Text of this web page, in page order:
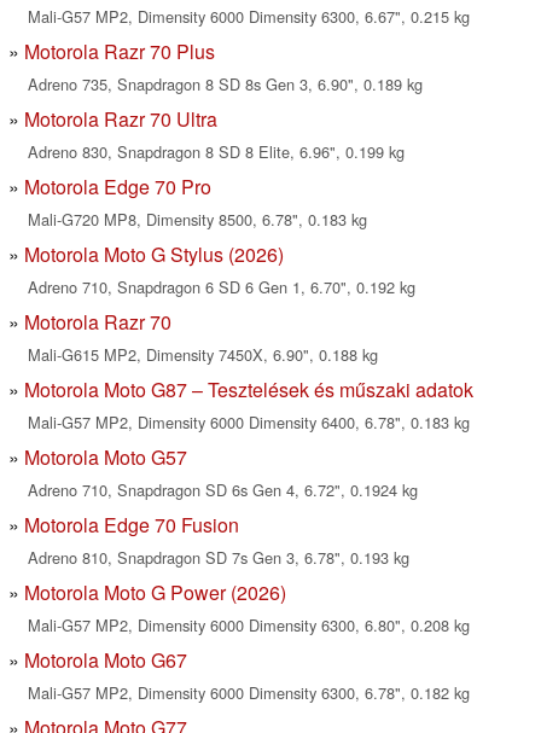
Mali-G57 MP2, Dimensity 6000 Dimensity 6300, 6.67", 0.215 kg
Motorola Razr 70 Plus
Adreno 735, Snapdragon 8 SD 8s Gen 3, 6.90", 0.189 kg
Motorola Razr 70 Ultra
Adreno 830, Snapdragon 8 SD 8 Elite, 6.96", 0.199 kg
Motorola Edge 70 Pro
Mali-G720 MP8, Dimensity 8500, 6.78", 0.183 kg
Motorola Moto G Stylus (2026)
Adreno 710, Snapdragon 6 SD 6 Gen 1, 6.70", 0.192 kg
Motorola Razr 70
Mali-G615 MP2, Dimensity 7450X, 6.90", 0.188 kg
Motorola Moto G87 – Tesztelések és műszaki adatok
Mali-G57 MP2, Dimensity 6000 Dimensity 6400, 6.78", 0.183 kg
Motorola Moto G57
Adreno 710, Snapdragon SD 6s Gen 4, 6.72", 0.1924 kg
Motorola Edge 70 Fusion
Adreno 810, Snapdragon SD 7s Gen 3, 6.78", 0.193 kg
Motorola Moto G Power (2026)
Mali-G57 MP2, Dimensity 6000 Dimensity 6300, 6.80", 0.208 kg
Motorola Moto G67
Mali-G57 MP2, Dimensity 6000 Dimensity 6300, 6.78", 0.182 kg